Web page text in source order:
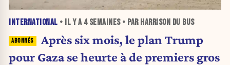
INTERNATIONAL • IL Y A 4 SEMAINES• PAR HARRISON DU BUS
Après six mois, le plan Trump
pour Gaza se heurte à de premiers gros